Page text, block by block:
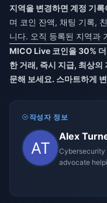
지역을 변경하면 계정 기
며 코인 잔액, 채팅 기록,
니다. 오직 등록된 지역과
MICO Live 코인을 30%
한 거래, 즉시 지급, 최상의
문해 보세요. 스마트하게
작성자 정보
Alex
Cybersecurity
advocate